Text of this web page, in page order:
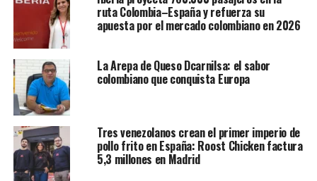
Bernabéu en dos ocasiones. Las entradas ya están sold
out, subrayando el creciente impacto del intérprete en
la música mundial.
ruta Colombia–España y refuerza su
apuesta por el mercado colombiano en 2026
La Arepa de Queso Dcarnilsa: el sabor
colombiano que conquista Europa
Tres venezolanos crean el primer imperio de
pollo frito en España: Roost Chicken factura
5,3 millones en Madrid